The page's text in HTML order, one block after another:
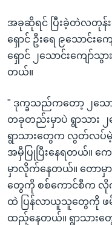
အခုဆိုရင် ပြီးခဲ့တဲလတုန်
ရှောင် ဦးရေ ၉သောင်းက
ရှောင် ၂သောင်းကျော်သွ
တယ်။
" ဒုက္ခသည်ကတော့ ၂သော
တခုတည်းမှာပဲ ရွာသား
ရွာသားတွေက လွတ်လပ်မဲ့
အမှီပြုပြီးနေရတယ်။ က
မှာလိုက်နေတယ်။ တောမှ
တွေကို စစ်ကောင်စီက လို
ထဲ ပြန်လာယူသူတွေကို
ထည့်နေတယ်။ ရွာသားတွ